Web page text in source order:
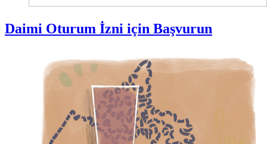
Daimi Oturum İzni için Başvurun